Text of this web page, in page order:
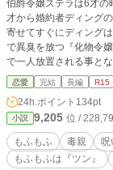
伯爵令嬢ステラは6才の
才から婚約者ディングの公爵邸の
寄せてすぐにディングは婚
で異臭を放つ『化物令嬢』とな
で一人放置される事となった10才
り、その森には白いモフモフがいたので。
いたので耐えられた。 更にある事件をきっかけに自分を取り戻した後は、ディ
ングの執事カロンと共に
テラが16才、王立高等
爵邸を出て行く。 ステラを厄介払い出来たはずの公爵令息ディングはなぜかモ
ヤモヤする。 モヤモヤの理由が分からないまま、ステラが出て行った後の公爵
邸では次々と不具合が起こり始めて―― 奇跡
恋愛 完結 長編 R15
24h.ポイント 134pt
小説 9,205 位 /
もふもふ 毒親 呪
もふもふは『ツン』